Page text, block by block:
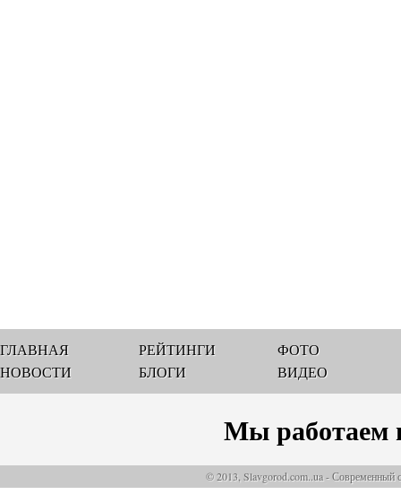
ГЛАВНАЯ
НОВОСТИ
РЕЙТИНГИ
БЛОГИ
ФОТО
ВИДЕО
Мы работаем
© 2013, Slavgorod.com..ua - Современный